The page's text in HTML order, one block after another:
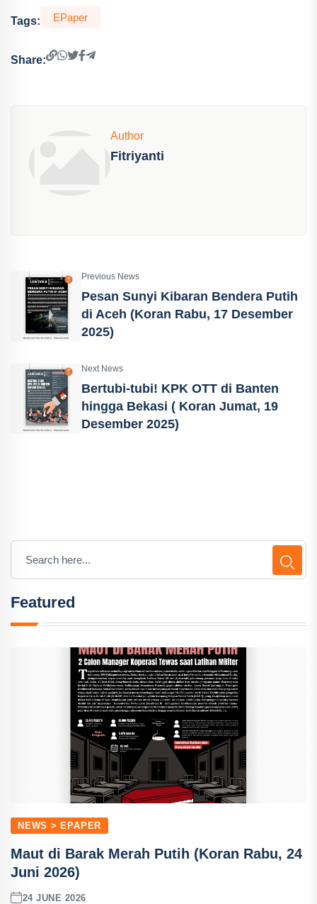
Tags: EPaper
Share:
Author
Fitriyanti
Previous News
Pesan Sunyi Kibaran Bendera Putih
di Aceh (Koran Rabu, 17 Desember
2025)
Next News
Bertubi-tubi! KPK OTT di Banten
hingga Bekasi ( Koran Jumat, 19
Desember 2025)
Featured
NEWS > EPAPER
Maut di Barak Merah Putih (Koran Rabu, 24
Juni 2026)
24 JUNE 2026